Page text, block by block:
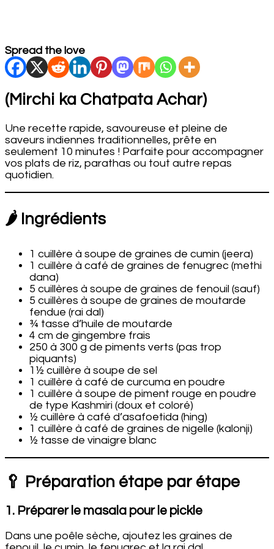
Spread the love
(Mirchi ka Chatpata Achar)
Une recette rapide, savoureuse et pleine de
saveurs indiennes traditionnelles, prête en
seulement 10 minutes ! Parfaite pour accompagner
vos plats de riz, parathas ou tout autre repas
quotidien.
🌶️ Ingrédients
1 cuillère à soupe de graines de cumin (jeera)
1 cuillère à café de graines de fenugrec (methi
dana)
5 cuillères à soupe de graines de fenouil (sauf)
5 cuillères à soupe de graines de moutarde
fendue (rai dal)
¾ tasse d’huile de moutarde
4 cm de gingembre frais
250 à 300 g de piments verts (pas trop
piquants)
1½ cuillère à soupe de sel
1 cuillère à café de curcuma en poudre
1 cuillère à soupe de piment rouge en poudre
de type Kashmiri (doux et coloré)
½ cuillère à café d’asafoetida (hing)
1 cuillère à café de graines de nigelle (kalonji)
½ tasse de vinaigre blanc
🥄 Préparation étape par étape
1. Préparer le masala pour le pickle
Dans une poêle sèche, ajoutez les graines de